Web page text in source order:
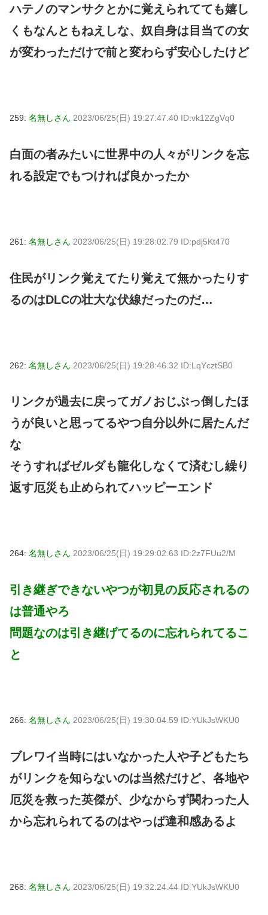
ハテノのマンサクとかに覚えられてても嬉し
くもなんともねえしな、奴自身は目当ての女
が変わっただけで前と変わらず安心したけど
259: 名無しさん 2023/06/25(日) 19:27:47.40 ID:vk12ZgVq0
白面の者みたいに世界中の人々がリンクを忘
れる設定でもつければ良かったか
261: 名無しさん 2023/06/25(日) 19:28:02.79 ID:pdj5Kt470
住民がリンク覚えてたり覚えて無かったりす
るのはDLCの壮大な伏線だったのだ…
262: 名無しさん 2023/06/25(日) 19:28:46.32 ID:LqYcztSB0
リンクが過去に戻ってガノおじぶっ倒したほ
うが良いと思ってるやつ自分以外に居たんだ
な
そうすればゼルダも龍化しなくて済むし繰り
返す厄災も止められてハッピーエンド
264: 名無しさん 2023/06/25(日) 19:29:02.63 ID:2z7FUu2/M
引き継ぎできないやつが初見の反応されるの
は普通やろ
問題なのは引き継げてるのに忘れられてるこ
と
266: 名無しさん 2023/06/25(日) 19:30:04.59 ID:YUkJsWKU0
ブレワイ当時にはいなかった人や子どもたち
がリンクを知らないのは当然だけど、各地や
厄災を救った英傑が、少なからず関わった人
から忘れられてるのはやっぱ違和感あるよ
268: 名無しさん 2023/06/25(日) 19:32:24.44 ID:YUkJsWKU0